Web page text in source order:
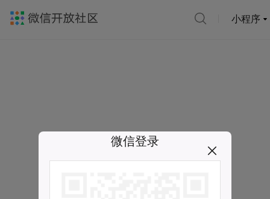
小程序
微信登录